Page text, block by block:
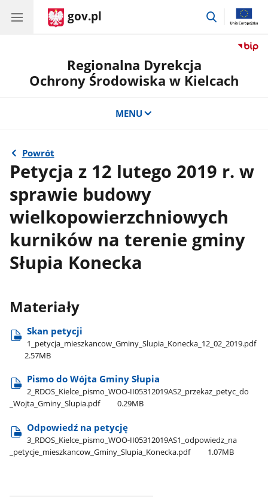
gov.pl
przejdź
Regionalna Dyrekcja
Ochrony Środowiska w Kielcach
MENU
Powrót
Petycja z 12 lutego 2019 r. w
sprawie budowy
wielkopowierzchniowych
kurników na terenie gminy
Słupia Konecka
Materiały
Skan petycji
1​_petycja​_mieszkancow​_Gminy​_Slupia​_Konecka​_12​_02​_2019.pdf
2.57MB
Pismo do Wójta Gminy Słupia
2​_RDOS​_Kielce​_pismo​_WOO-II05312019AS2​_przekaz​_petyc​_do​
_Wojta​_Gminy​_Slupia.pdf
0.29MB
Odpowiedź na petycję
3​_RDOS​_Kielce​_pismo​_WOO-II05312019AS1​_odpowiedz​_na​
_petycje​_mieszkancow​_Gminy​_Slupia​_Konecka.pdf
1.07MB